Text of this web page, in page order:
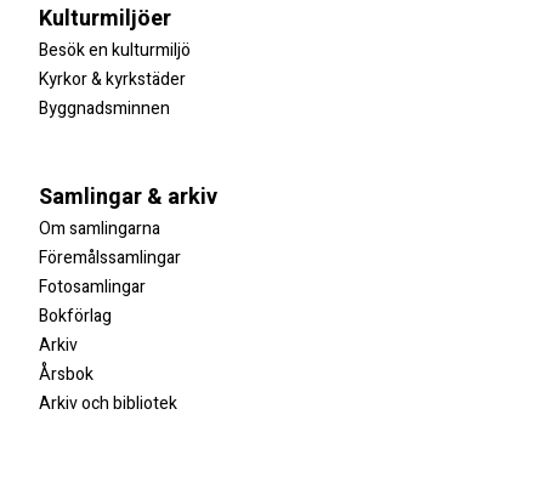
Kulturmiljöer
Besök en kulturmiljö
Kyrkor & kyrkstäder
Byggnadsminnen
Samlingar & arkiv
Om samlingarna
Föremålssamlingar
Fotosamlingar
Bokförlag
Arkiv
Årsbok
Arkiv och bibliotek